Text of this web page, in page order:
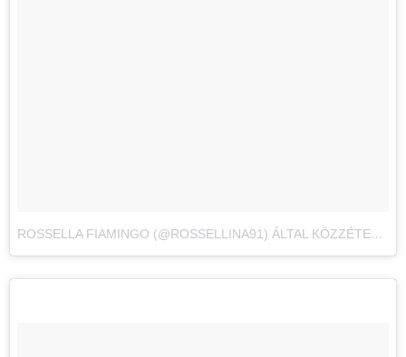
ROSSELLA FIAMINGO (@ROSSELLINA91) ÁLTAL KÖZZÉTETT FÉNYKÉP